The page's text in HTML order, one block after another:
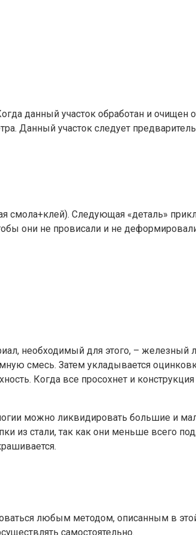
данный участок обработан и очищен
Данный участок следует
смола+клей). Следующая «деталь»
они не провисали и не
необходимый для этого, – железный
смесь. Затем укладывается
Когда все просохнет и конструкция
можно ликвидировать большие и
из стали, так как они меньше всего
любым методом, описанным в
самостоятельно.